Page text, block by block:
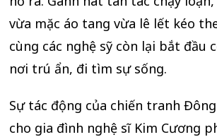
vừa mặc áo tang vừa lê lết kéo
cùng các nghệ sỹ còn lại bắt đầu
nơi trú ẩn, đi tìm sự sống.
Sự tác động của chiến tranh
cho gia đình nghệ sĩ Kim Cương